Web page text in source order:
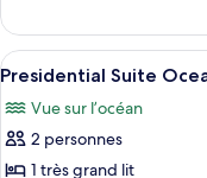
Suite
Ocean
View
Suite
Ocean
View
Afficher
toutes
les
photos
pour
9
Presidential Suite
Vue sur l’océan
2 personnes
1 très grand lit